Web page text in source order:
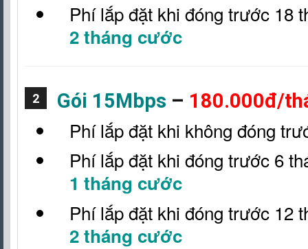
Phí lắp đặt khi đóng trước 18
2 tháng cước
2 Gói 15Mbps – 180.000đ/
Phí lắp đặt khi không đóng
Phí lắp đặt khi đóng trước 6
1 tháng cước
Phí lắp đặt khi đóng trước 12
2 tháng cước